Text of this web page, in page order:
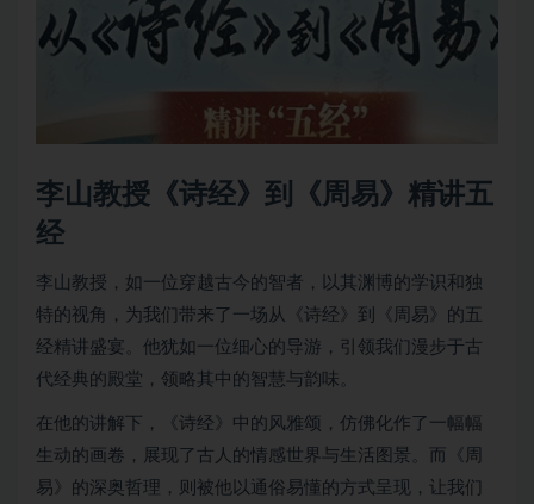
李山教授《诗经》到《周易》精讲五
经
李山教授，如一位穿越古今的智者，以其渊博的学识和独
特的视角，为我们带来了一场从《诗经》到《周易》的五
经精讲盛宴。他犹如一位细心的导游，引领我们漫步于古
代经典的殿堂，领略其中的智慧与韵味。
在他的讲解下，《诗经》中的风雅颂，仿佛化作了一幅幅
生动的画卷，展现了古人的情感世界与生活图景。而《周
易》的深奥哲理，则被他以通俗易懂的方式呈现，让我们